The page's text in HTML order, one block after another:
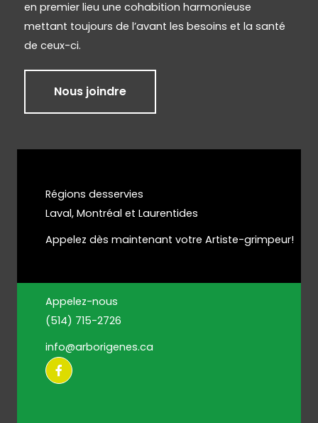
en premier lieu une cohabition harmonieuse
mettant toujours de l’avant les besoins et la santé
de ceux-ci.
Nous joindre
Régions desservies
Laval, Montréal et Laurentides
Appelez dès maintenant votre Artiste-grimpeur!
Appelez-nous
(514) 715-2726
info@arborigenes.ca